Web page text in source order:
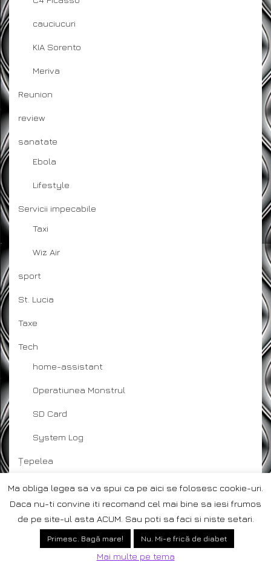
cauciucuri
KIA Sorento
Meriva
Reunion
review
sanatate
Ebola
Lifestyle
Servicii impecabile
Taxi
Wiz Air
sport
St. Lucia
Taxe
Tech
home-assistant
Operatiunea Monstrul
SD Card
System Log
Țepelea
Trav Bot
Bugs and Bug Fixes
How to use/configure
Releases&Release Notes
Ma obliga legea sa va spui ca pe aici se folosesc cookie-uri.
Daca nu-ti convine iti recomand cel mai bine sa iesi frumos
de pe site-ul asta ACUM. Sau poti sa faci si niste setari.
Primesc. Bagă mare! Nu. Mi-e frică de diabet
Mai multe pe tema